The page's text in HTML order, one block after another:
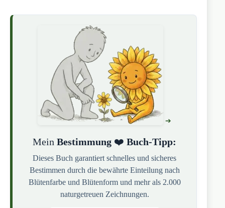
MeinBestimmung ❤️Buch-Tipp:
Dieses Buch garantiert schnelles und sicheres
Bestimmen durch die bewährte Einteilung nach
Blütenfarbe und Blütenform und mehr als 2.000
naturgetreuen Zeichnungen.